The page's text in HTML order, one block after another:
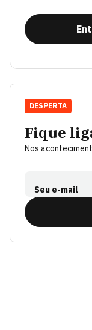
Fique
Nos
Seu e-mail
DESPERTA